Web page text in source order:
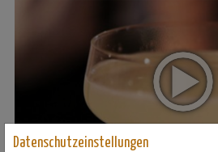
Datenschutzeinstellungen